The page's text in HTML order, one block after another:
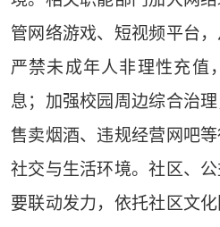
管网络游戏、短视频平台，
严禁未成年人非理性充值
息；加强校园周边综合治
售卖烟酒、违规经营网吧
社交与生活环境。社区、
要联动发力，依托社区文